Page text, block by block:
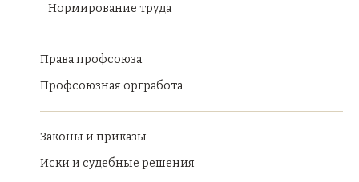
Нормирование труда
Права профсоюза
Профсоюзная оргработа
Законы и приказы
Иски и судебные решения